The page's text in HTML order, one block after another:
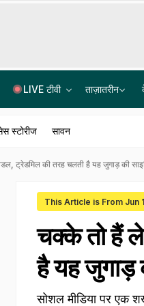
LIVE टीवी ताज़ातरीन
स्टोरीज सावन
ट्रेडमिल की तरह चलती है यह जुगाड़ की
This Article is From Jun
चक्के तो हैं
है यह
सोशल मीडिया पर एक